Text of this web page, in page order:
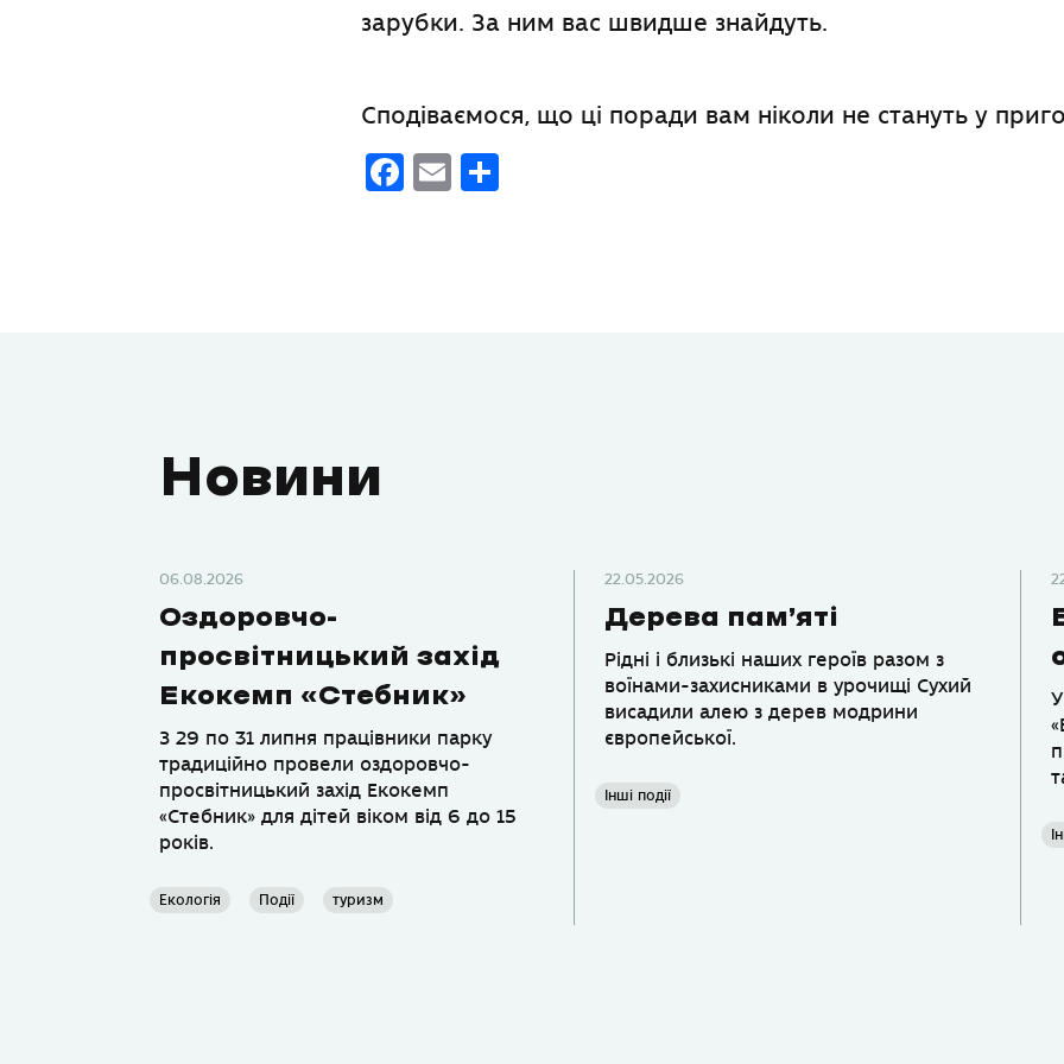
зарубки. За ним вас швидше знайдуть.
Сподіваємося, що ці поради вам ніколи не стануть у
Facebook
EmailПоділитися
Новини
06.08.2026
Оздоровчо-
просвітницький захід
Екокемп «Стебник»
З 29 по 31 липня працівники парку
традиційно провели оздоровчо-
просвітницький захід Екокемп
«Стебник» для дітей віком від 6 до 15
років.
Екологія Події туризм
22.05.2026
Дерева пам’яті
Рідні і близькі наших героїв разом з
воїнами-захисниками в урочищі Сухий
висадили алею з дерев модрини
європейської.
Інші події